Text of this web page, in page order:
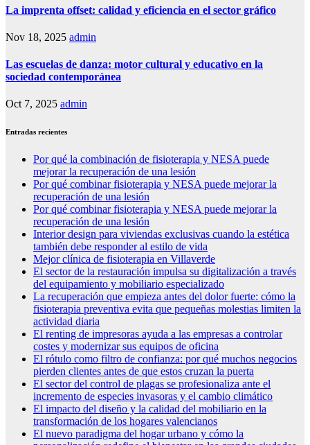
La imprenta offset: calidad y eficiencia en el sector gráfico
Nov 18, 2025 admin
Las escuelas de danza: motor cultural y educativo en la
sociedad contemporánea
Oct 7, 2025 admin
Entradas recientes
Por qué la combinación de fisioterapia y NESA puede
mejorar la recuperación de una lesión
Por qué combinar fisioterapia y NESA puede mejorar la
recuperación de una lesión
Por qué combinar fisioterapia y NESA puede mejorar la
recuperación de una lesión
Interior design para viviendas exclusivas cuando la estética
también debe responder al estilo de vida
Mejor clínica de fisioterapia en Villaverde
El sector de la restauración impulsa su digitalización a través
del equipamiento y mobiliario especializado
La recuperación que empieza antes del dolor fuerte: cómo la
fisioterapia preventiva evita que pequeñas molestias limiten la
actividad diaria
El renting de impresoras ayuda a las empresas a controlar
costes y modernizar sus equipos de oficina
El rótulo como filtro de confianza: por qué muchos negocios
pierden clientes antes de que estos cruzan la puerta
El sector del control de plagas se profesionaliza ante el
incremento de especies invasoras y el cambio climático
El impacto del diseño y la calidad del mobiliario en la
transformación de los hogares valencianos
El nuevo paradigma del hogar urbano y cómo la